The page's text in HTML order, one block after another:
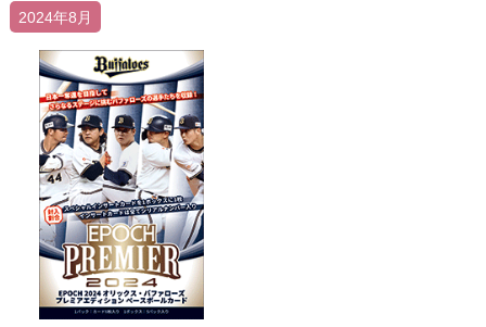
2024年8月